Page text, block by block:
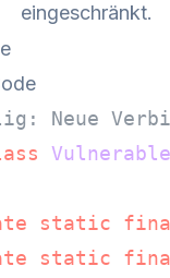
eingeschränkt.
Neue
static
static